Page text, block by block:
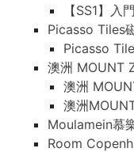
【SS1】
Picasso Tiles
Picasso
澳洲 MOUNT
澳洲
澳洲
Moulamein慕
Room